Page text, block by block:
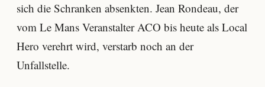
sich die Schranken absenkten. Jean Rondeau, der
vom Le Mans Veranstalter ACO bis heute als Local
Hero verehrt wird, verstarb noch an der
Unfallstelle.